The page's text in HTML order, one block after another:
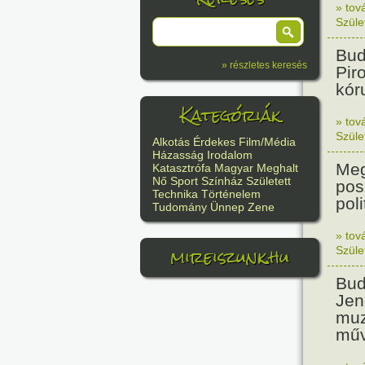
» részletes keresés
Kategóriák
Alkotás Érdekes Film/Média
Házasság Irodalom
Katasztrófa Magyar Meghalt
Nő Sport Színház Született
Technika Történelem
Tudomány Ünnep Zene
mireiszunk.hu
»
»
»